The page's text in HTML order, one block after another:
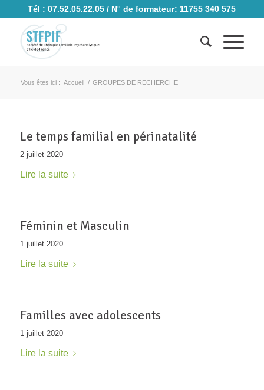
Tél : 07.52.05.22.05 / N° de formateur: 11755 340 575
Vous êtes ici : Accueil / GROUPES DE RECHERCHE
Le temps familial en périnatalité
2 juillet 2020
Lire la suite
Féminin et Masculin
1 juillet 2020
Lire la suite
Familles avec adolescents
1 juillet 2020
Lire la suite